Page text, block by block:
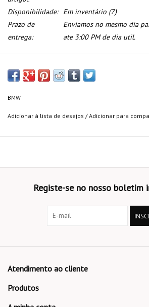
Disponibilidade: Em inventário (7)
Prazo de
entrega:
Enviamos no mesmo dia
ate 3:00 PM de dia util.
BMW
Adicionar à lista de desejos /Adicionar para
Registe-se no nosso boletim
Atendimento ao cliente
Produtos